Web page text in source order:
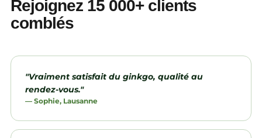
Rejoignez 15 000+ clients
comblés
"Vraiment satisfait du ginkgo, qualité au
rendez-vous."
— Sophie, Lausanne